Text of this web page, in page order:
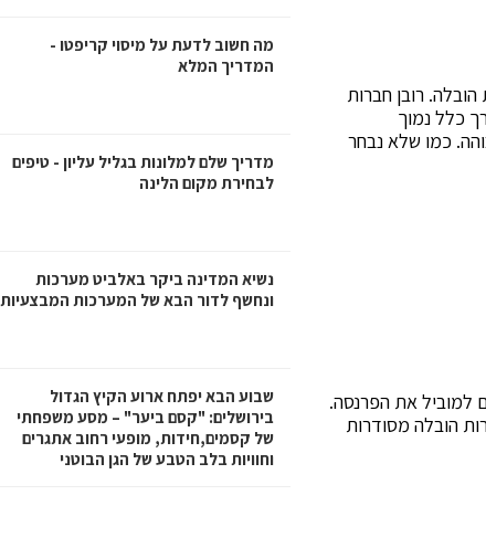
רובן חברות
כלל נמוך
כמו שלא נבחר
למוביל את הפרנסה.
הובלה מסודרות
מה חשוב לדעת על מיסוי קריפטו -
המדריך המלא
מדריך שלם למלונות בגליל עליון - טיפים
לבחירת מקום הלינה
נשיא המדינה ביקר באלביט מערכות
ונחשף לדור הבא של המערכות המבצעיות
שבוע הבא יפתח ארוע הקיץ הגדול
בירושלים: "קסם ביער" – מסע משפחתי
של קסמים,חידות, מופעי רחוב אתגרים
וחוויות בלב הטבע של הגן הבוטני